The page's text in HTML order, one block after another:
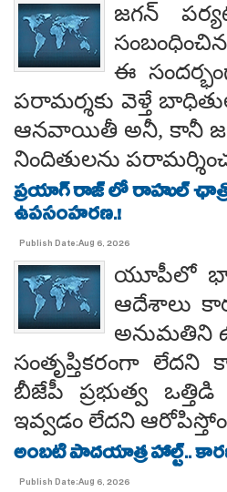
జగన్
ఈ
పరామర్శకు వెళ్తే
ఆనవాయితీ అనీ, కానీ
నిందితులను
ప్రయాగ్ రాజ్ లో రాహుల్
ఉపసంహరణ.!
Publish Date:Aug 6, 2026
యూపీలో భారీ
ఆదేశాలు
అనుమతిని
సంతృప్తికరంగా లేదని
బీజేపీ ప్రభుత్వ
ఇవ్వడం లేదని
అంబటి పాదయాత్ర హాల్ట్..
Publish Date:Aug 6, 2026